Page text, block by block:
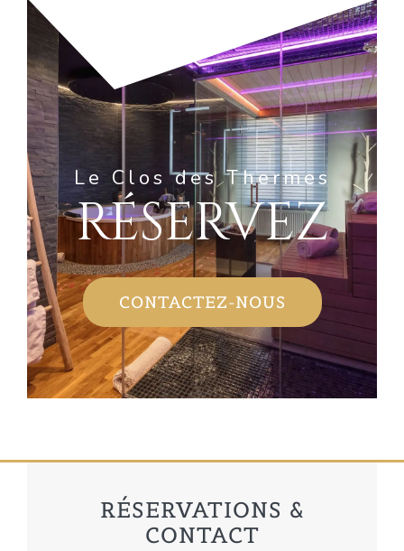
Le Clos des Thermes
RÉSERVEZ
CONTACTEZ-NOUS
RÉSERVATIONS &
CONTACT